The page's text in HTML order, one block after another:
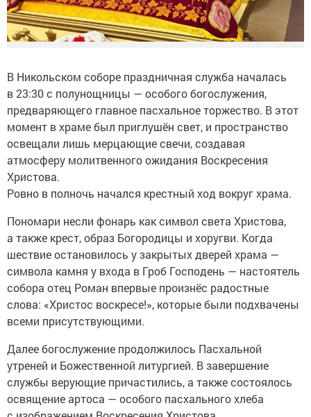
В Никольском соборе праздничная служба началась
в 23:30 с полунощницы — особого богослужения,
предваряющего главное пасхальное торжество. В этот
момент в храме был приглушён свет, и пространство
освещали лишь мерцающие свечи, создавая
атмосферу молитвенного ожидания Воскресения
Христова.
Ровно в полночь начался крестный ход вокруг храма.
Пономари несли фонарь как символ света Христова,
а также крест, образ Богородицы и хоругви. Когда
шествие остановилось у закрытых дверей храма —
символа камня у входа в Гроб Господень — настоятель
собора отец Роман впервые произнёс радостные
слова: «Христос воскресе!», которые были подхвачены
всеми присутствующими.
Далее богослужение продолжилось Пасхальной
утреней и Божественной литургией. В завершение
службы верующие причастились, а также состоялось
освящение артоса — особого пасхального хлеба